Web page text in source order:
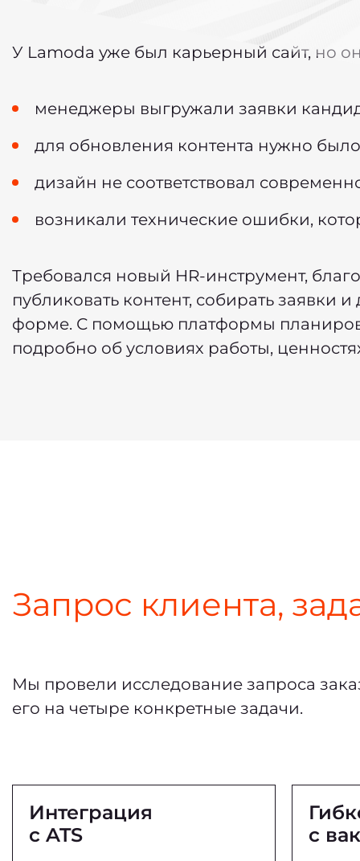
У Lamoda уже был карьерный сайт, но
менеджеры выгружали заявки
для обновления контента нужно
дизайн не соответствовал
возникали технические ошибки,
Требовался новый HR-инструмент,
публиковать контент, собирать заявки
форме. С помощью платформы
подробно об условиях работы,
Запрос клиента,
Мы провели исследование запроса
его на четыре конкретные задачи.
Интеграция
с ATS
с